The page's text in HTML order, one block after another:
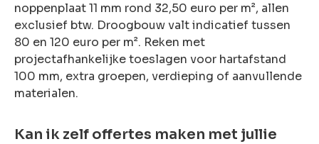
noppenplaat 11 mm rond 32,50 euro per m², allen
exclusief btw. Droogbouw valt indicatief tussen
80 en 120 euro per m². Reken met
projectafhankelijke toeslagen voor hartafstand
100 mm, extra groepen, verdieping of aanvullende
materialen.
Kan ik zelf offertes maken met jullie